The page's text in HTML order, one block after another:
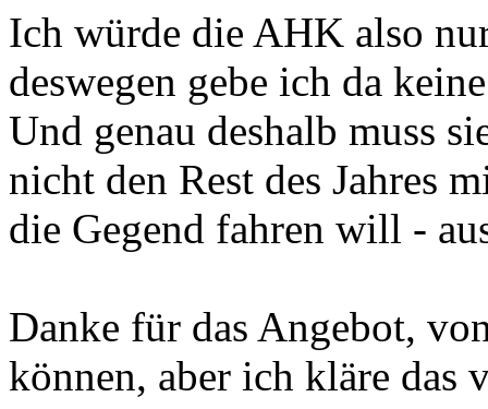
Ich würde die AHK also
deswegen gebe ich da
Und genau deshalb muss
nicht den Rest des Jahres
die Gegend fahren will -
Danke für das Angebot,
können, aber ich kläre das